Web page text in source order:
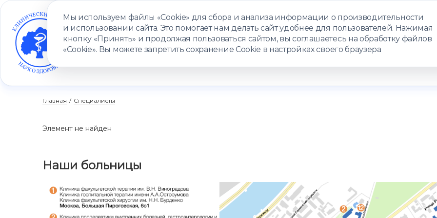
Мы используем файлы «Cookie» для сбора и анализа информации о производительности
и использовании сайта. Это помогает нам делать сайт удобнее для пользователей. Нажимая
кнопку «Принять» и продолжая пользоваться сайтом, вы соглашаетесь на обработку файлов
«Cookie». Вы можете запретить сохранение Cookie в настройках своего браузера
ЗАПИСАТЬСЯ
Главная / Специалисты
Элемент не найден
Наши больницы